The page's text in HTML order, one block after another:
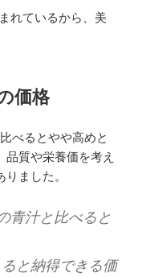
れているから、美
価格
べるとやや高めと
質や栄養価を考え
ました。
青汁と比べると
と納得できる価